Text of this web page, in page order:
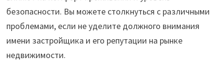
безопасности. Вы можете столкнуться с различными
проблемами, если не уделите должного внимания
имени застройщика и его репутации на рынке
недвижимости.